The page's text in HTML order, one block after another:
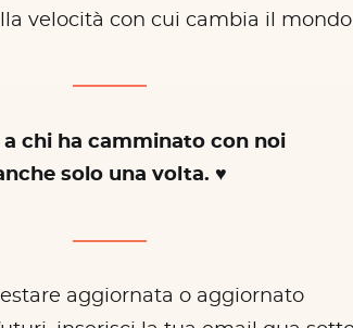
velocità con cui cambia il
a chi ha camminato con noi
solo una volta. ♥
aggiornata o aggiornato